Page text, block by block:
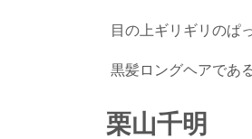
目の上ギリギリのぱ
黒髪ロングヘアであ
栗山千明